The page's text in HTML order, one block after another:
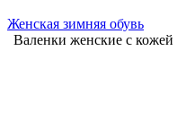
Женская зимняя обувь
Валенки женские с кожей